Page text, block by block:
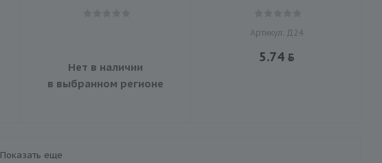
Нет в наличии
в выбранном регионе
Артикул: Д24
5.74
Показать еще